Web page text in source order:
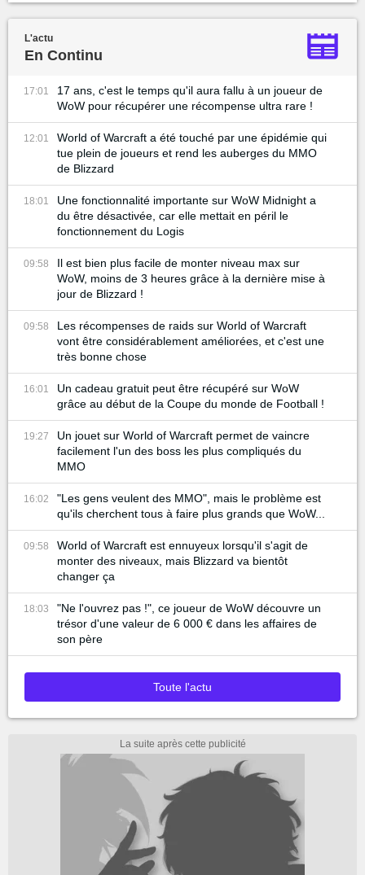
L'actu
En Continu
17:01
17 ans, c'est le temps qu'il aura fallu à un joueur de
WoW pour récupérer une récompense ultra rare !
12:01
World of Warcraft a été touché par une épidémie qui
tue plein de joueurs et rend les auberges du MMO
de Blizzard
18:01
Une fonctionnalité importante sur WoW Midnight a
du être désactivée, car elle mettait en péril le
fonctionnement du Logis
09:58
Il est bien plus facile de monter niveau max sur
WoW, moins de 3 heures grâce à la dernière mise à
jour de Blizzard !
09:58
Les récompenses de raids sur World of Warcraft
vont être considérablement améliorées, et c'est une
très bonne chose
16:01
Un cadeau gratuit peut être récupéré sur WoW
grâce au début de la Coupe du monde de Football !
19:27
Un jouet sur World of Warcraft permet de vaincre
facilement l'un des boss les plus compliqués du
MMO
16:02
"Les gens veulent des MMO", mais le problème est
qu'ils cherchent tous à faire plus grands que WoW...
09:58
World of Warcraft est ennuyeux lorsqu'il s'agit de
monter des niveaux, mais Blizzard va bientôt
changer ça
18:03
"Ne l'ouvrez pas !", ce joueur de WoW découvre un
trésor d'une valeur de 6 000 € dans les affaires de
son père
Toute l'actu